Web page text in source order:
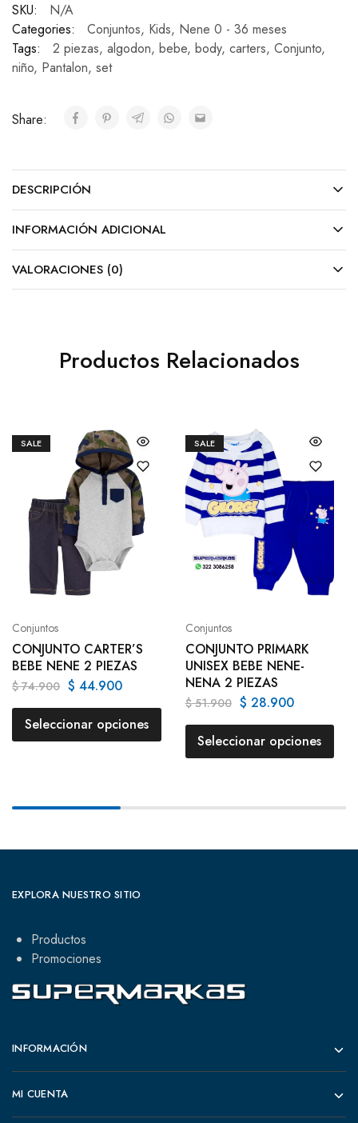
SKU:
N/A
Categories:
Conjuntos, Kids, Nene 0 - 36 meses
Tags:
2 piezas, algodon, bebe, body, carters, Conjunto,
niño, Pantalon, set
Share:
DESCRIPCIÓN
INFORMACIÓN ADICIONAL
VALORACIONES (0)
Productos Relacionados
SALE
Conjuntos
CONJUNTO CARTER’S
BEBE NENE 2 PIEZAS
$74.900 $ 44.900
Seleccionar opciones
SALE
Conjuntos
CONJUNTO PRIMARK
UNISEX BEBE NENE-
NENA 2 PIEZAS
$51.900 $ 28.900
Seleccionar opciones
EXPLORA NUESTRO SITIO
Productos
Promociones
INFORMACIÓN
MI CUENTA